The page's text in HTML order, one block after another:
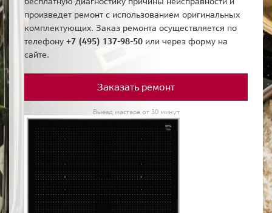
произведет ремонт с использованием оригинальных
комплектующих. Заказ ремонта осуществляется по
телефону +7 (495) 137-98-50 или через форму на
сайте.
Заказать ремонт
Выезд мастера от 30 минут